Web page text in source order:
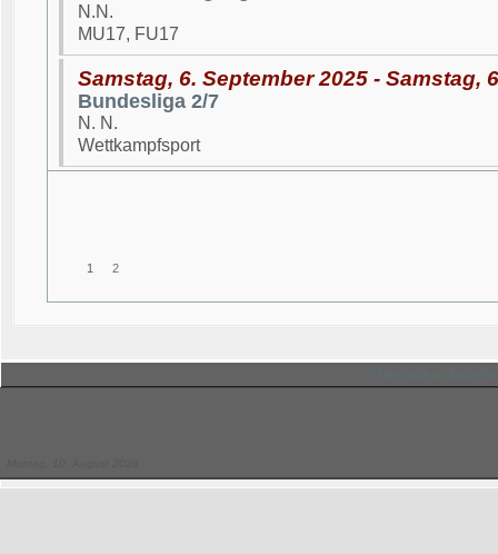
N.N.
MU17, FU17
Samstag, 6. September 2025 - Samstag,
Bundesliga 2/7
N. N.
Wettkampfsport
1 2